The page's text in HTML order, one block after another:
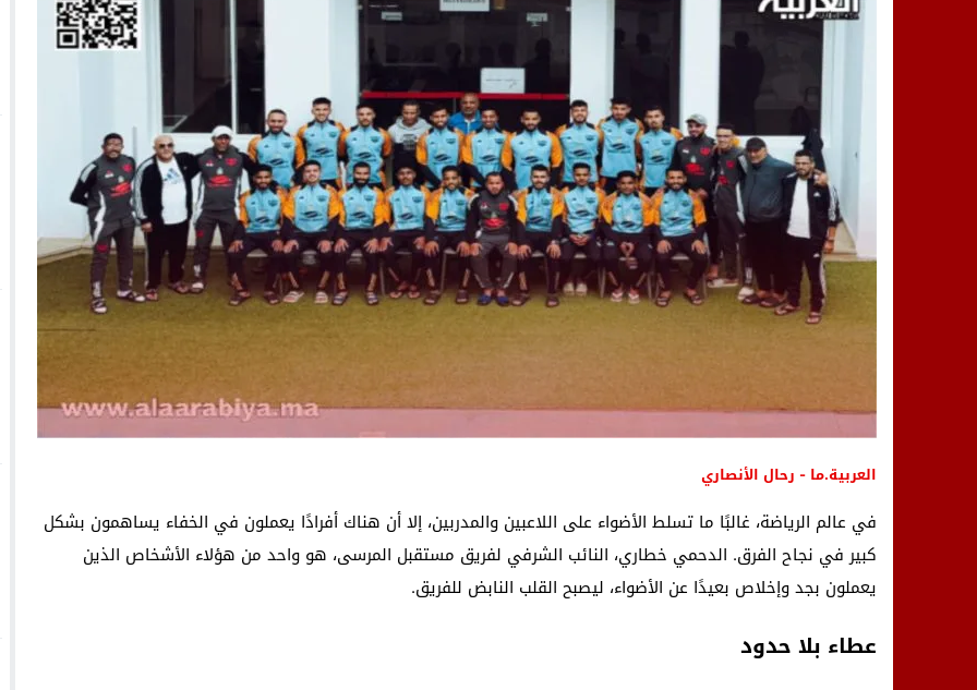
14:25
“العربية.ما” تنشر أخبار تيفلت وأصداء الأحداث فيها بصيغة أخرى
الجيش الملكي ينتفض ضد تعيين “ندالا”
طاطا: “اعتداء” على حقوقي يشعل غضب الجمعيات وملف “ماء القصبة” يفجّر الأوضاع
عقول الغد تصنع المستقبل: مسابقة “Robot Innov” بمراكش تؤسس لجيل الابتكار والتكنولوجيا
العربية.ما - رحال الأنصاري
في عالم الرياضة، غالبًا ما تسلط الأضواء على اللاعبين والمدربين، إلا أن هناك أفرادًا يعملون في الخفاء يساهمون بشكل
كبير في نجاح الفرق. الدحمي خطاري، النائب الشرفي لفريق مستقبل المرسى، هو واحد من هؤلاء الأشخاص الذين
يعملون بجد وإخلاص بعيدًا عن الأضواء، ليصبح القلب النابض للفريق.
عطاء بلا حدود